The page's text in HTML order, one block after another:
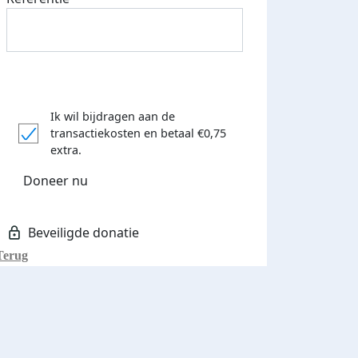
Ik wil bijdragen aan de
transactiekosten en betaal €0,75
extra.
Doneer nu